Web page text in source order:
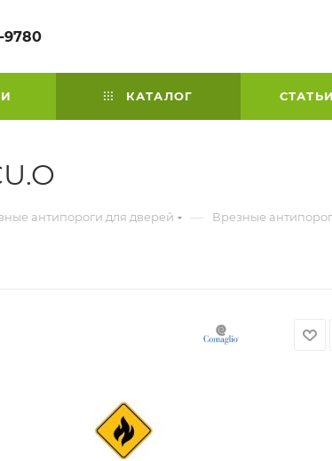
9780
КАТАЛОГ
антипороги для дверей — Врезные